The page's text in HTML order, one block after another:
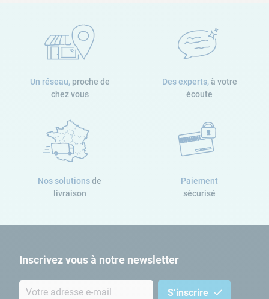
Un réseau, proche de
chez vous
Des experts, à votre
écoute
Nos solutionsde
livraison
Paiement
sécurisé
Inscrivez vous à notre newsletter
S’inscrire